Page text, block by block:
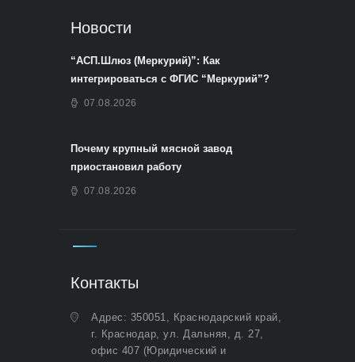
Новости
“АСП.Шлюз (Меркурий)”: Как
интегрироваться с ФГИС “Меркурий”?
07.08.2026
Почему крупный мясной завод
приостановил работу
07.08.2026
Контакты
Адрес: 350051, Краснодарский край,
г. Краснодар, ул. Дальняя, д. 27,
офис 407 (Юридический и